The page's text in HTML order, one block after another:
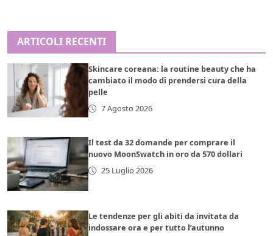
ARTICOLI RECENTI
Skincare coreana: la routine beauty che ha
cambiato il modo di prendersi cura della
pelle
7 Agosto 2026
Il test da 32 domande per comprare il
nuovo MoonSwatch in oro da 570 dollari
25 Luglio 2026
Le tendenze per gli abiti da invitata da
indossare ora e per tutto l’autunno